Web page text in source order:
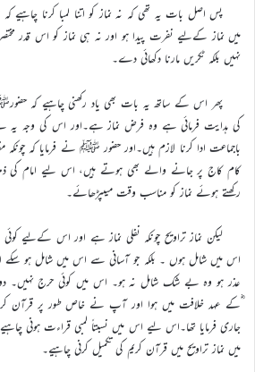
پس اصل بات یہ تھی کہ نہ نماز کو اتنا لمبا کرنا
میں نماز کےلیے نفرت پیدا ہو اور نہ ہی نماز کو اس قدر
نہیں بلکہ ٹکریں مارنا دکھائی دے۔
پھر اس کے ساتھ یہ بات بھی یاد رکھنی چاہیے کہ
کی ہدایت فرمائی ہے وہ فرض نماز ہے۔اور اس کی وجہ یہ
باجماعت ادا کرنا لازم ہیں۔اور حضور ﷺ نے فرمایا کہ چونکہ
کام کاج پر جانے والے بھی ہوتے ہیں، اس لیے امام
رکھتے ہوئے نماز کو مناسب وقت میںپڑھائے۔
لیکن نماز تراویح چونکہ نفلی نماز ہے اور اس کےلیے
اس میں شامل ہوں ۔ بلکہ جو آسانی سے اس میں شامل ہو سکے
عذر ہو وہ بے شک شامل نہ ہو۔ اس میں کوئی حرج نہیں۔
ؓکے عہد خلافت میں ہوا اور آپ نے خاص طور پر قرآن
جاری فرمایا تھا۔اس لیے اس میں نسبتاً لمبی قراءت ہونی
میں نماز تراویح میں قرآن کریم کی تکمیل کرنی چاہیے۔